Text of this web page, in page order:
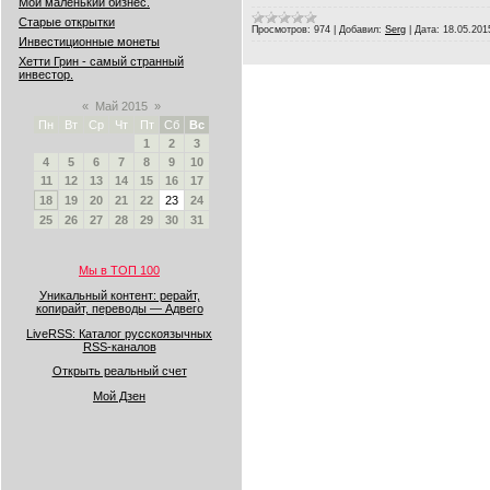
Старые открытки
Инвестиционные монеты
Хетти Грин - самый странный
инвестор.
« Май 2015 »
Пн
Вт Ср Чт Пт Сб
Вс
1
2
3
4
5 6 7 8 9
10
11
12 13 14 15 16
17
18
19 20 21 22 23
24
25
26 27 28 29 30 31
Мы в ТОП 100
Уникальный контент: рерайт,
копирайт, переводы — Адвего
LiveRSS: Каталог русскоязычных
RSS-каналов
Открыть реальный счет
Мой Дзен
Просмотров: 974 Добавил: Serg Дата: